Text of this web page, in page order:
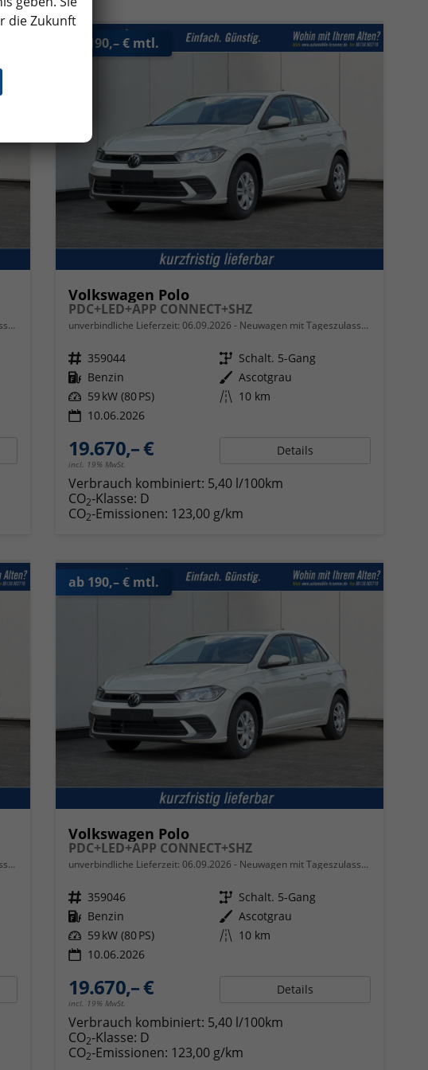
ab 190,– € mtl.
Volkswagen Polo
PDC+LED+APP CONNECT+SHZ
unverbindliche Lieferzeit: 06.09.2026 Neuwagen mit Tageszulassung
Fahrzeugnr. 359044 Getriebe Schalt. 5-Gang
Kraftstoff Benzin Außenfarbe Ascotgrau
Leistung 59 kW (80 PS) Kilometerstand 10 km
10.06.2026
19.670,– €
incl. 19% MwSt.
Details
Verbrauch kombiniert: 5,40 l/100km
CO2-Klasse: D
CO2-Emissionen: 123,00 g/km
ab 190,– € mtl.
Volkswagen Polo
PDC+LED+APP CONNECT+SHZ
unverbindliche Lieferzeit: 06.09.2026 Neuwagen mit Tageszulassung
Fahrzeugnr. 359046 Getriebe Schalt. 5-Gang
Kraftstoff Benzin Außenfarbe Ascotgrau
Leistung 59 kW (80 PS) Kilometerstand 10 km
10.06.2026
19.670,– €
incl. 19% MwSt.
Details
Verbrauch kombiniert: 5,40 l/100km
CO2-Klasse: D
CO2-Emissionen: 123,00 g/km
die Zukunft